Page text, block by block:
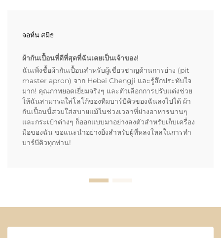
จอห์น สมิธ
ผ้ากันเปื้อนที่ดีที่สุดที่ฉันเคยเป็นเจ้าของ!
ฉันเพิ่งซื้อผ้ากันเปื้อนสำหรับผู้เชี่ยวชาญด้านการย่าง (pit
master apron) จาก Hebei Chengji และรู้สึกประทับใจ
มาก! คุณภาพยอดเยี่ยมจริงๆ และตัวเลือกการปรับแต่งช่วย
ให้ฉันสามารถใส่โลโก้ของทีมบาร์บีคิวของฉันลงไปได้ ผ้า
กันเปื้อนนี้สวมใส่สบายแม้ในช่วงเวลาที่ย่างอาหารนานๆ
และกระเป๋าต่างๆ ก็ออกแบบมาอย่างลงตัวสำหรับเก็บเครื่อง
มือของฉัน ขอแนะนำอย่างยิ่งสำหรับผู้ที่หลงใหลในการทำ
บาร์บีคิวทุกท่าน!